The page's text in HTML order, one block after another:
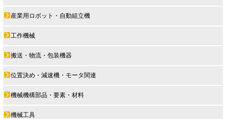
産業用ロボット・自動組立機
工作機械
搬送・物流・包装機器
位置決め・減速機・モータ関連
機械機構部品・要素・材料
機械工具